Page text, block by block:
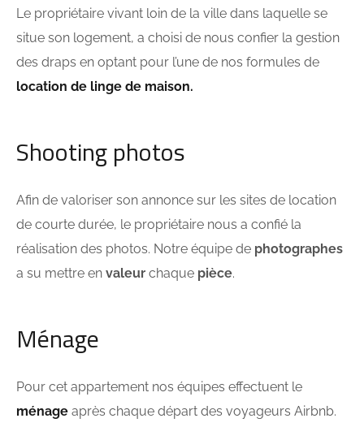
Le propriétaire vivant loin de la ville dans laquelle se
situe son logement, a choisi de nous confier la gestion
des draps en optant pour l’une de nos formules de
location de linge de maison.
Shooting photos
Afin de valoriser son annonce sur les sites de location
de courte durée, le propriétaire nous a confié la
réalisation des photos. Notre équipe de photographes
a su mettre en valeur chaque pièce.
Ménage
Pour cet appartement nos équipes effectuent le
ménage après chaque départ des voyageurs Airbnb.